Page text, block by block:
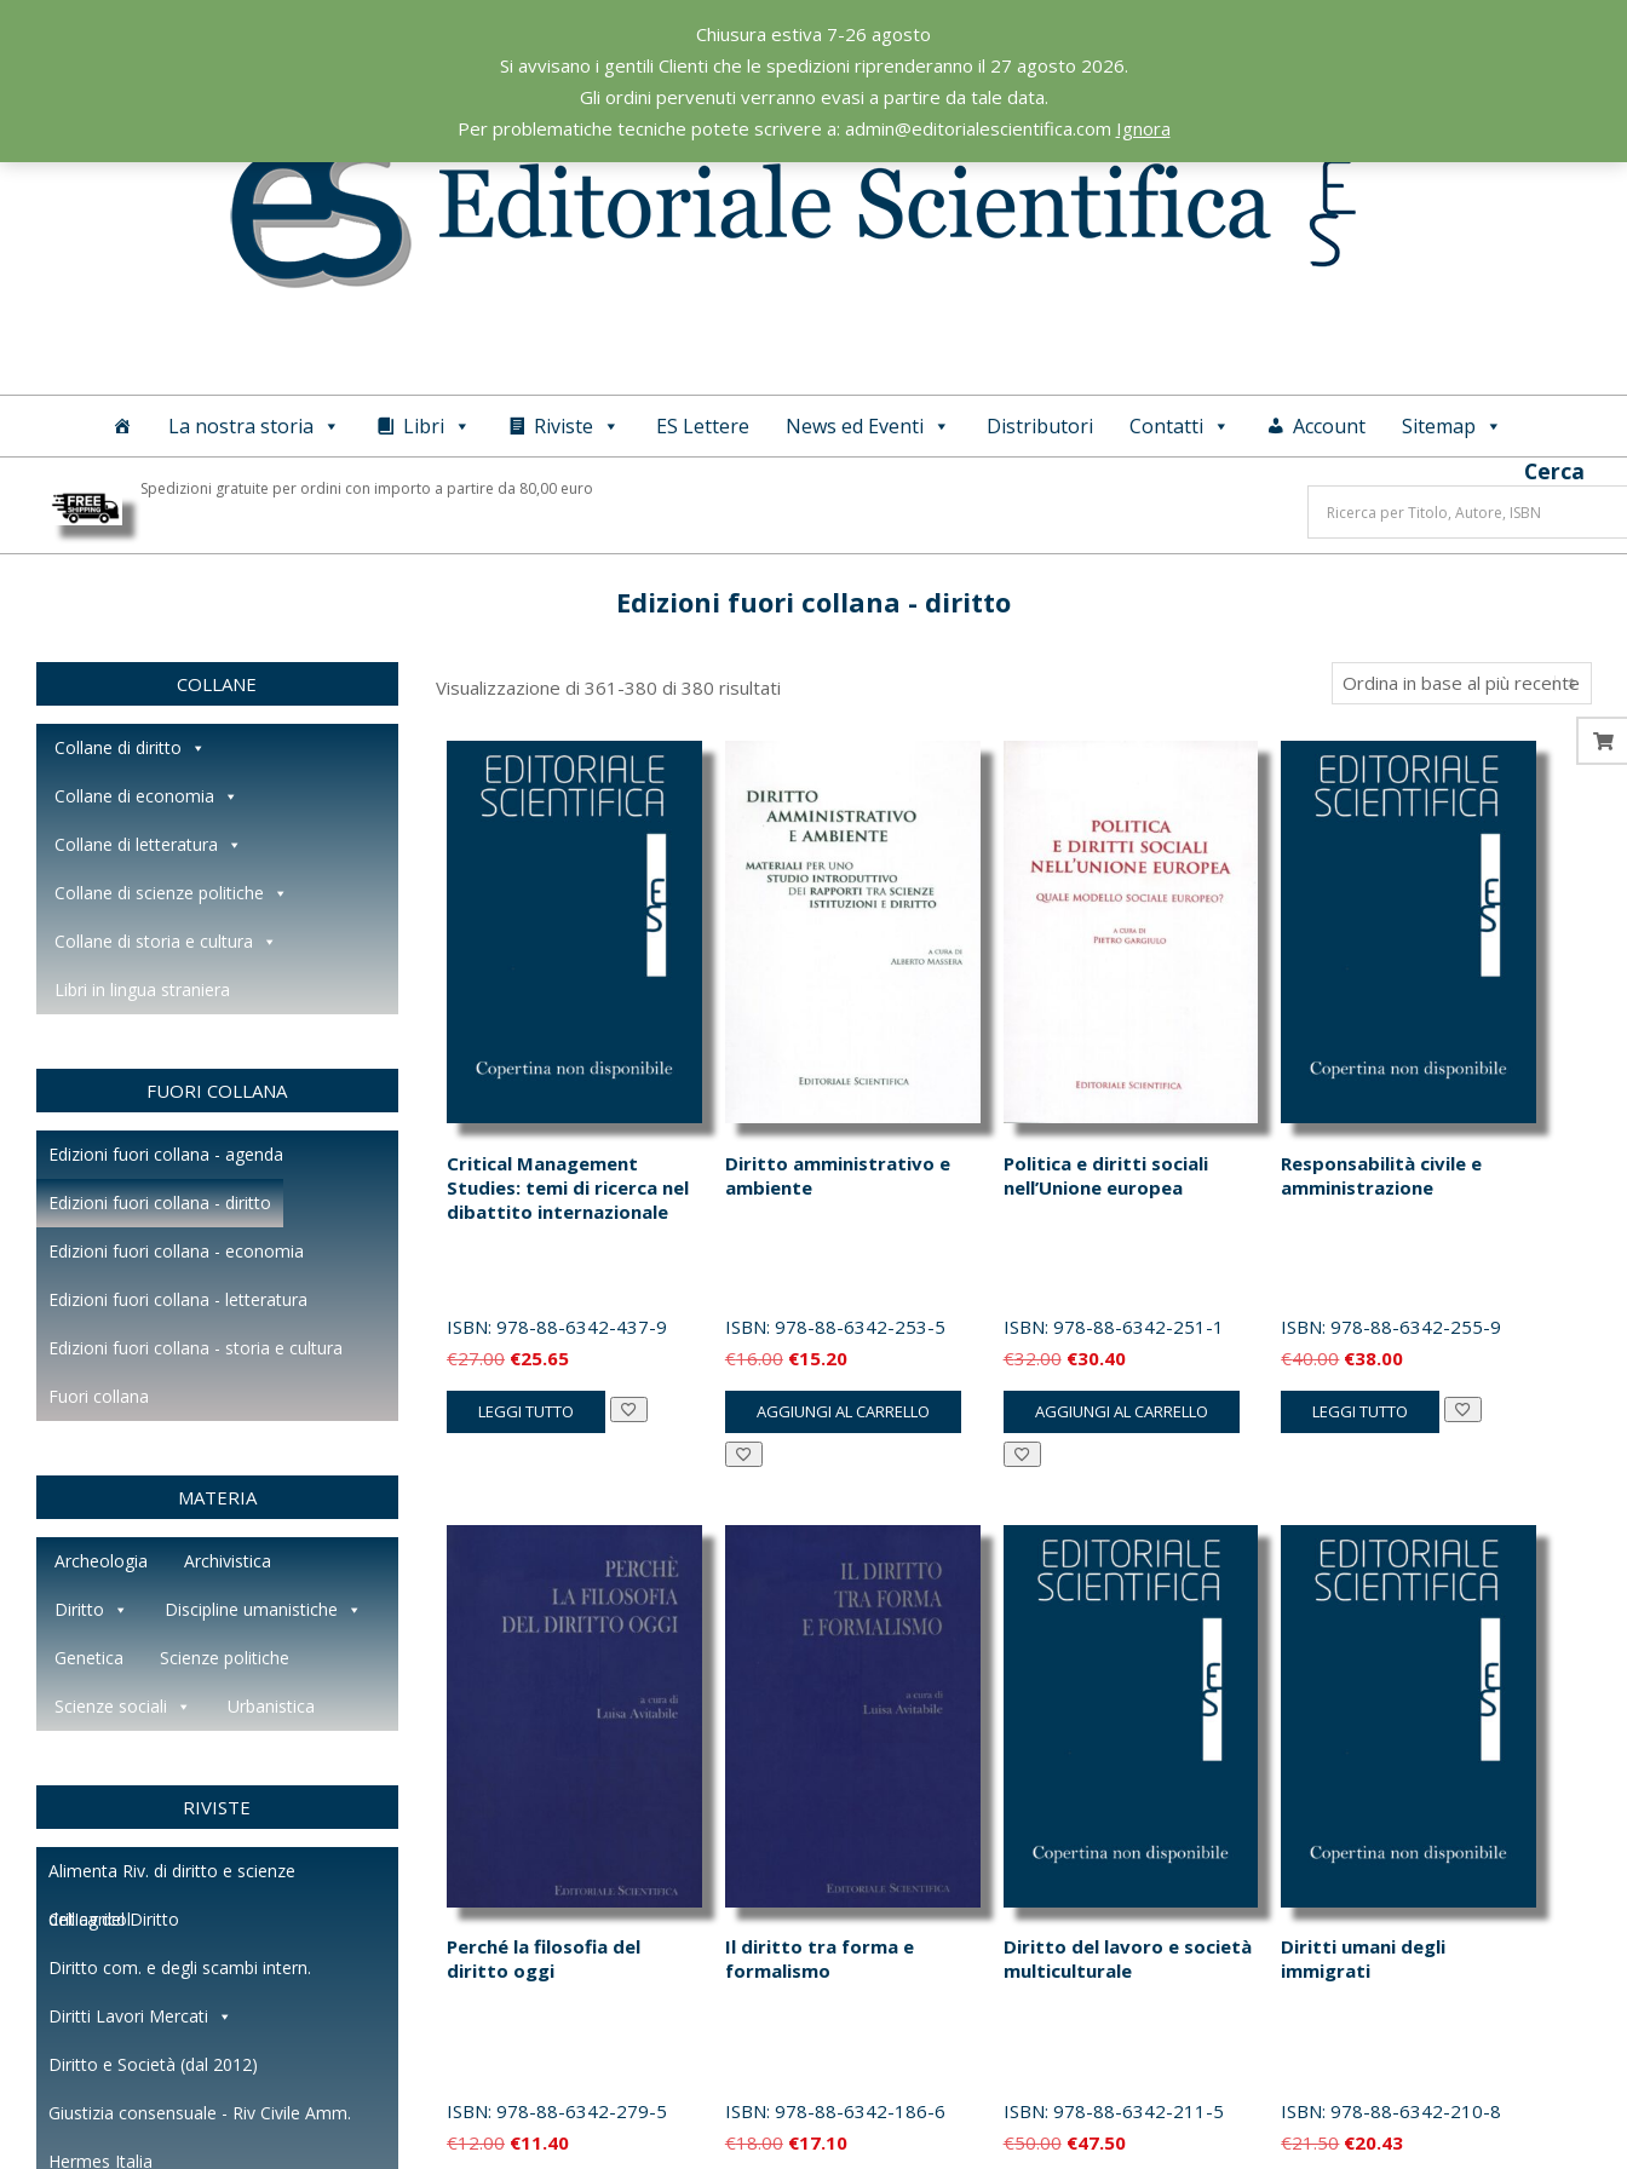
Chiusura estiva 7-26 agosto
Si avvisano i gentili Clienti che le spedizioni riprenderanno il 27 agosto 2026.
Gli ordini pervenuti verranno evasi a partire da tale data.
Per problematiche tecniche potete scrivere a: admin@editorialescientifica.com Ignora
Editoriale
Scientifica
Primary
La nostra storia Libri Riviste ES Lettere News ed Eventi Distributori Contatti Account Sitemap
Spedizioni gratuite per ordini con importo a partire da 80,00 euro
Cerca
Edizioni fuori collana - diritto
Visualizzazione di 361-380 di 380 risultatiOrdina
più
recente
Critical Management
Studies: temi di ricerca nel
dibattito internazionale
ISBN:978-88-6342-437-9
€27.00 Il
prezzo
originale
€25.65Il
prezzo
attuale
LEGGI TUTTO
Diritto amministrativo e
ambiente
ISBN: 978-88-6342-253-5
€16.00 Il
prezzo
originale
€15.20Il
prezzo
attuale
AGGIUNGI AL CARRELLO
Politica e diritti sociali
nell’Unione europea
ISBN: 978-88-6342-251-1
€32.00 Il
prezzo
originale
€30.40Il
prezzo
attuale
AGGIUNGI AL CARRELLO
Responsabilità civile e
amministrazione
ISBN:978-88-6342-255-9
€40.00 Il
prezzo
originale
€38.00Il
prezzo
attuale
LEGGI TUTTO
Perché la filosofia del
diritto oggi
ISBN:978-88-6342-279-5
€12.00 Il
€11.40Il
Il diritto tra forma e
formalismo
ISBN: 978-88-6342-186-6
€18.00 Il
€17.10Il
Diritto del lavoro e società
multiculturale
ISBN: 978-88-6342-211-5
€50.00 Il
€47.50Il
Diritti umani degli
immigrati
ISBN:978-88-6342-210-8
€21.50 Il
€20.43Il
COLLANE
Collane di diritto
Collane di economia
Collane di letteratura
Collane di scienze politiche
Collane di storia e cultura
Libri in lingua straniera
FUORI COLLANA
Edizioni fuori collana - agenda
Edizioni fuori collana - diritto
Edizioni fuori collana - economia
Edizioni fuori collana - letteratura
Edizioni fuori collana - storia e cultura
Fuori collana
MATERIA
Archeologia Archivistica
Diritto Discipline umanistiche
Genetica Scienze politiche
Scienze sociali Urbanistica
RIVISTE
Alimenta Riv. di diritto e scienze
dell'agricol.
Critica del Diritto
Diritto com. e degli scambi intern.
Diritti Lavori Mercati
Diritto e Società (dal 2012)
Giustizia consensuale - Riv Civile Amm.
Hermes Italia